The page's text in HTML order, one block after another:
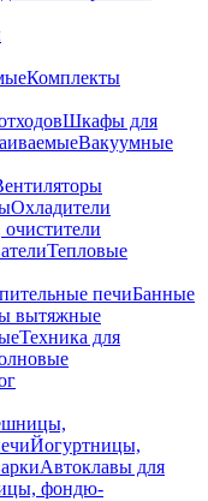
Комплекты
Шкафы для
Вакуумные
Охладители
Тепловые
печиБанные
вытяжные
Техника для
Йогуртницы,
Автоклавы для
фондю-